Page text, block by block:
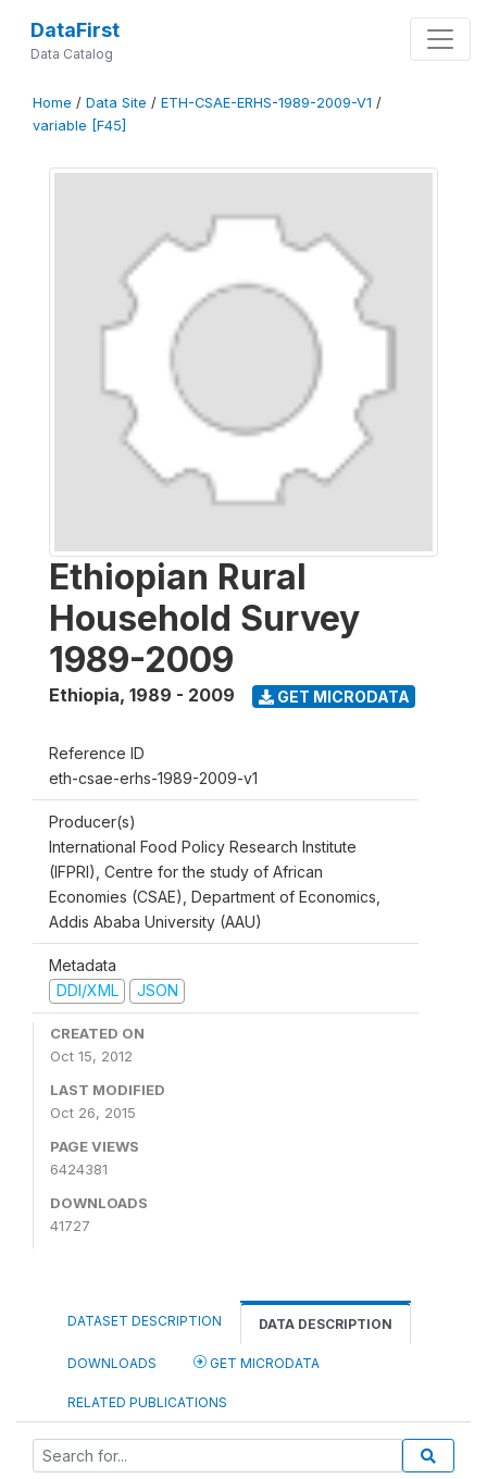
DataFirst
Data Catalog
Home / Data Site / ETH-CSAE-ERHS-1989-2009-V1 /
variable [F45]
Ethiopian Rural
Household Survey
1989-2009
Ethiopia, 1989 - 2009 GET MICRODATA
Reference ID
eth-csae-erhs-1989-2009-v1
Producer(s)
International Food Policy Research Institute
(IFPRI), Centre for the study of African
Economies (CSAE), Department of Economics,
Addis Ababa University (AAU)
Metadata
DDI/XML
JSON
CREATED ON
Oct 15, 2012
LAST MODIFIED
Oct 26, 2015
PAGE VIEWS
6424381
DOWNLOADS
41727
DATASET DESCRIPTION DATA DESCRIPTION
DOWNLOADS GET MICRODATA
RELATED PUBLICATIONS